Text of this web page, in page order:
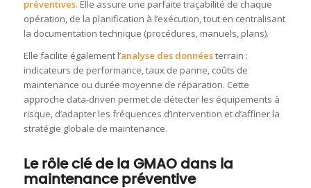
préventives.Elle assure une parfaite traçabilité de chaque
opération, de la planification à l’exécution, tout en centralisant
la documentation technique (procédures, manuels, plans).
Elle facilite également l’analyse des donnéesterrain :
indicateurs de performance, taux de panne, coûts de
maintenance ou durée moyenne de réparation. Cette
approche data-driven permet de détecter les équipements à
risque, d’adapter les fréquences d’intervention et d’affiner la
stratégie globale de maintenance.
Le rôle clé de la GMAO dans la
maintenance préventive